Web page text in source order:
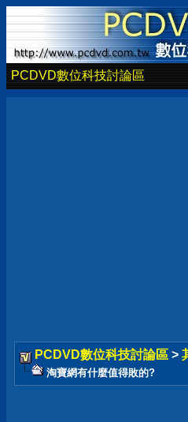
PCDVD數位科技討論區
PCDVD數位科技討論區 >
淘寶網有什麼值得敗的?